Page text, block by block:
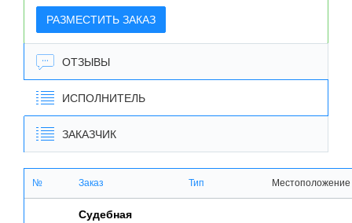
РАЗМЕСТИТЬ ЗАКАЗ
ОТЗЫВЫ
ИСПОЛНИТЕЛЬ
ЗАКАЗЧИК
№ Заказ Тип Местоположение
Судебная